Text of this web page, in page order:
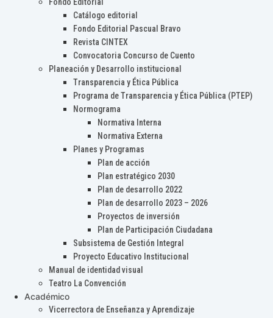
Fondo Editorial
Catálogo editorial
Fondo Editorial Pascual Bravo
Revista CINTEX
Convocatoria Concurso de Cuento
Planeación y Desarrollo institucional
Transparencia y Ética Pública
Programa de Transparencia y Ética Pública (PTEP)
Normograma
Normativa Interna
Normativa Externa
Planes y Programas
Plan de acción
Plan estratégico 2030
Plan de desarrollo 2022
Plan de desarrollo 2023 – 2026
Proyectos de inversión
Plan de Participación Ciudadana
Subsistema de Gestión Integral
Proyecto Educativo Institucional
Manual de identidad visual
Teatro La Convención
Académico
Vicerrectora de Enseñanza y Aprendizaje